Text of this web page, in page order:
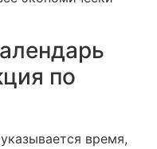
по
время,